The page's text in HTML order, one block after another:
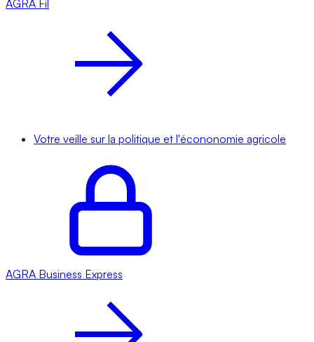
AGRA Fil
Votre veille sur la politique et l'écononomie agricole
AGRA Business Express